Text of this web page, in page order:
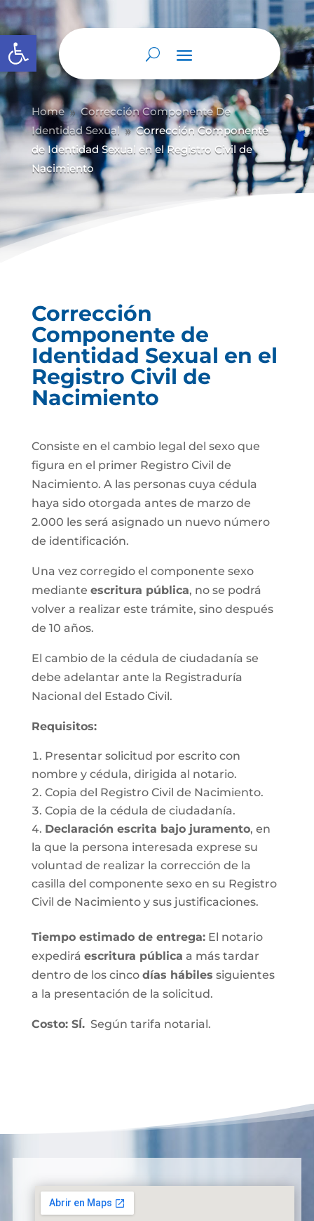
Abrir barra de herramientas
Home 9 Corrección Componente De
Identidad Sexual 9 Corrección Componente
de Identidad Sexual en el Registro Civil de
Nacimiento
Corrección
Componente de
Identidad Sexual en el
Registro Civil de
Nacimiento
Consiste en el cambio legal del sexo que
figura en el primer Registro Civil de
Nacimiento. A las personas cuya cédula
haya sido otorgada antes de marzo de
2.000 les será asignado un nuevo número
de identificación.
Una vez corregido el componente sexo
mediante escritura pública, no se podrá
volver a realizar este trámite, sino después
de 10 años.
El cambio de la cédula de ciudadanía se
debe adelantar ante la Registraduría
Nacional del Estado Civil.
Requisitos:
Presentar solicitud por escrito con
nombre y cédula, dirigida al notario.
Copia del Registro Civil de Nacimiento.
Copia de la cédula de ciudadanía.
Declaración escrita bajo juramento, en
la que la persona interesada exprese su
voluntad de realizar la corrección de la
casilla del componente sexo en su Registro
Civil de Nacimiento y sus justificaciones.
Tiempo estimado de entrega:El notario
expedirá escritura pública a más tardar
dentro de los cinco días hábiles siguientes
a la presentación de la solicitud.
Costo: SÍ.Según tarifa notarial.